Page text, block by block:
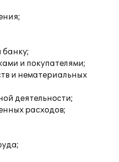
банку;
и покупателями;
и нематериальных
деятельности;
расходов;